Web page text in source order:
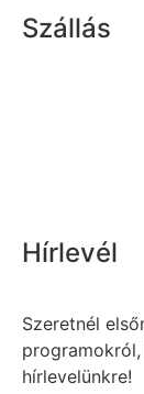
Szállás
Hírlevél
Szeretnél
hírlevelünkre!